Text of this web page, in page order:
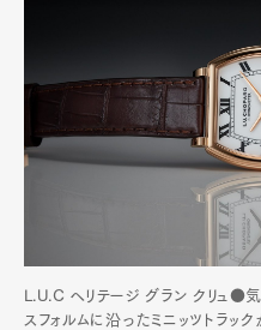
L.U.C ヘリテージ グラン クリュ●
スフォルムに沿ったミニッツトラッ